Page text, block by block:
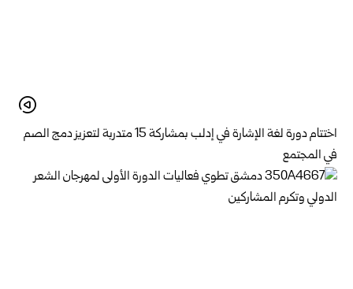
اختتام دورة لغة الإشارة في إدلب بمشاركة 15 متدربة لتعزيز دمج الصم
في المجتمع